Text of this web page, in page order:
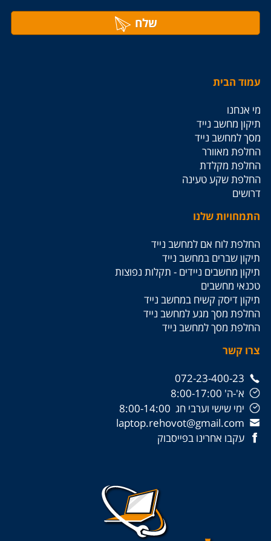
שלח
עמוד הבית
מי אנחנו
תיקון מחשב נייד
מסך למחשב נייד
החלפת מאוורר
החלפת מקלדת
החלפת שקע טעינה
דרושים
התמחויות שלנו
החלפת לוח אם למחשב נייד
תיקון שברים במחשב נייד
תיקון מחשבים ניידים - תקלות נפוצות
טכנאי מחשבים
תיקון דיסק קשיח במחשב נייד
החלפת מסך מגע למחשב נייד
החלפת מסך למחשב נייד
צרו קשר
א'-ה' 8:00-17:00
ימי שישי וערבי חג 8:00-14:00
עקבו אחרינו בפייסבוק